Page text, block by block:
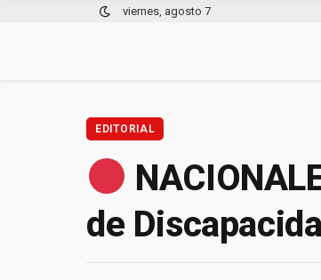
viernes, agosto 7
EDITORIAL
de